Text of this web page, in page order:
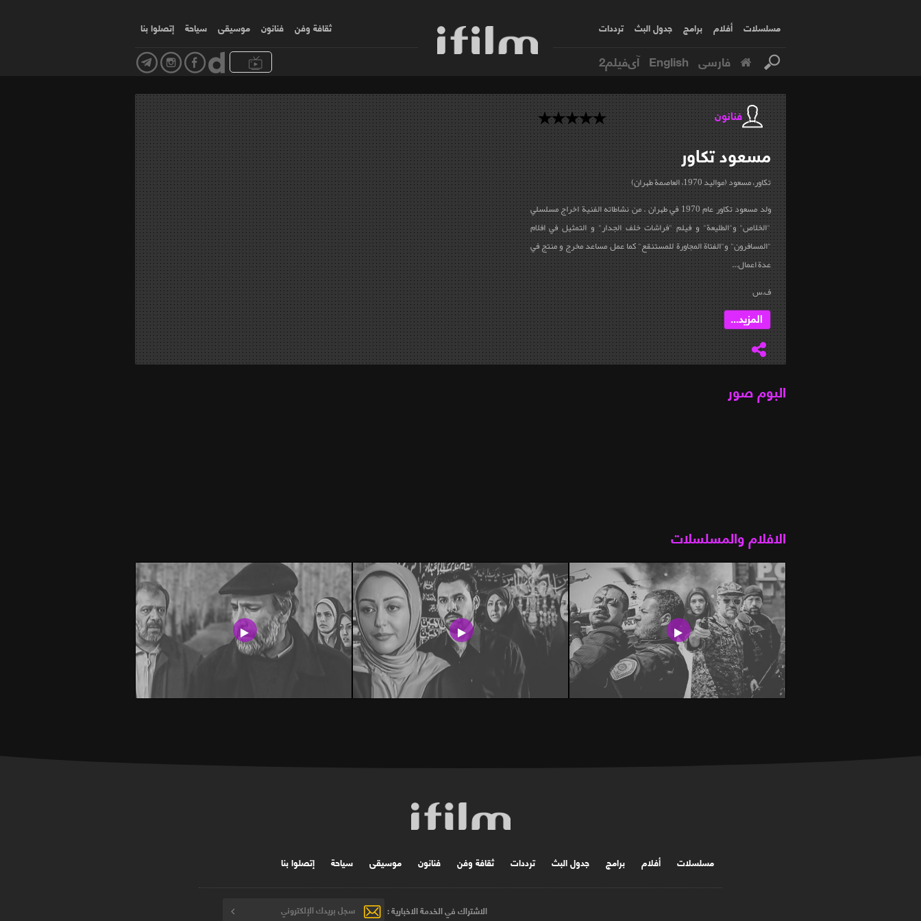
مسلسلات أفلام برامج جدول البث ترددات ثقافة وفن فنانون موسیقی سياحة إتصلوا بنا
فارسی English آی‌فیلم2
فنانون
مسعودتكاور
تكاور، مسعود (مواليد 1970، العاصمة طهران)
ولد مسعود تكاور عام 1970 في طهران . من نشاطاته الفنية اخراج مسلسلي
"الخلاص" و"الطليعة" و فيلم "فراشات خلف الجدار" و التمثیل في افلام
"المسافرون" و"الفتاة المجاورة للمستنقع" كما عمل مساعد مخرج و منتج في
عدة اعمال...
ف.س
المزيد...
البوم صور
الافلام والمسلسلات
مسلسلات أفلام برامج جدول البث ترددات ثقافة وفن فنانون موسیقی سياحة إتصلوا بنا
الاشتراك في الخدمة الاخبارية :